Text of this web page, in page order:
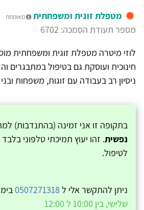
מטפלת זוגית ומשפחתית
מאומתת
מספר תעודת הסמכה: 6702
לוזי מיטרה מטפלת זוגית ומשפחתית
חינוכית ועוסקת גם בטיפול במתבגרים
ניסיון רב בעבודה עם זוגות, משפחות
בתקופה זו אני זמינה (בהתנדבות)
נפשית. זהו יעוץ תמיכתי טלפוני
לטיפול.
ניתן להתקשר אלי ל 0507271318
שלישי, בין 10:00 ל 12:00